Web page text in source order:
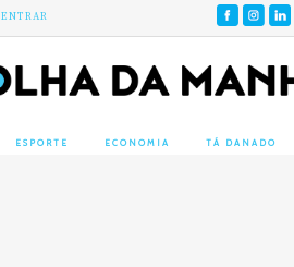
ENTRAR
ESPORTE ECONOMIA TÁ DANADO